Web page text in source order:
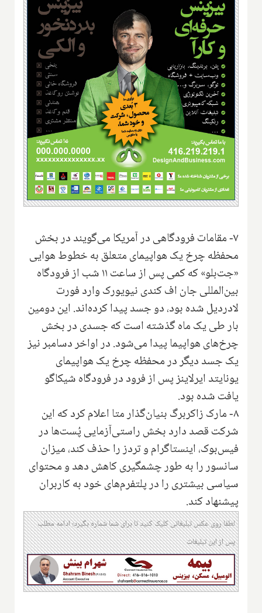
۷- مقامات فرودگاهی در آمریکا می‌گویند در بخش
محفظه چرخ یک هواپیمای متعلق به خطوط هوایی
«جت‌بلو» که کمی پس از ساعت ۱۱ شب از فرودگاه
بین‌المللی جان اف کندی نیویورک وارد فورت
لادردیل شده بود، دو جسد پیدا کرده‌اند. این دومین
بار طی یک ماه گذشته است که جسدی در بخش
چرخ‌های هواپیما پیدا می‌شود. در اواخر دسامبر نیز
یک جسد دیگر در محفظه چرخ یک هواپیمای
یونایتد ایرلاینز پس از فرود در فرودگاه شیکاگو
یافت شده بود.
۸- مارک زاکربرگ بنیان‌گذار متا اعلام کرد که این
شرکت قصد دارد بخش راستی‌آزمایی پُست‌ها در
فیس‌بوک، اینستاگرام و تردز را حذف کند، میزان
سانسور را به طور چشمگیری کاهش دهد و محتوای
سیاسی بیشتری را در پلتفرم‌های خود به کاربران
پیشنهاد کند.
لطفا روی عکس تبلیغاتی کلیک کنید تا برای شما شماره بگیرد؛ ادامه مطلب
پس از این تبلیغات